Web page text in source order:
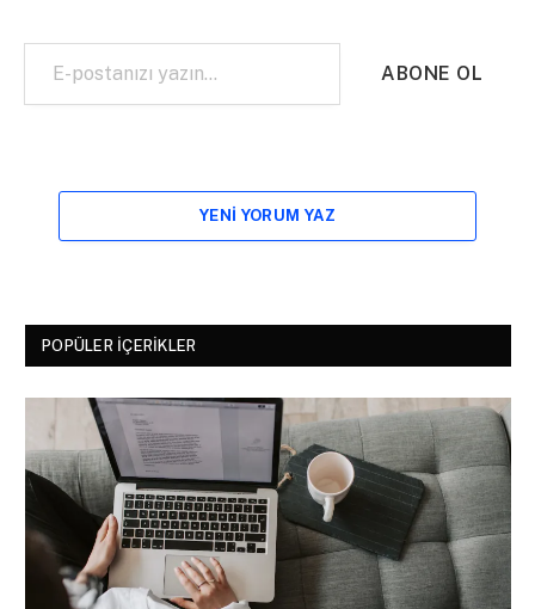
E-postanızı yazın…
ABONE OL
YENI YORUM YAZ
POPÜLER İÇERIKLER